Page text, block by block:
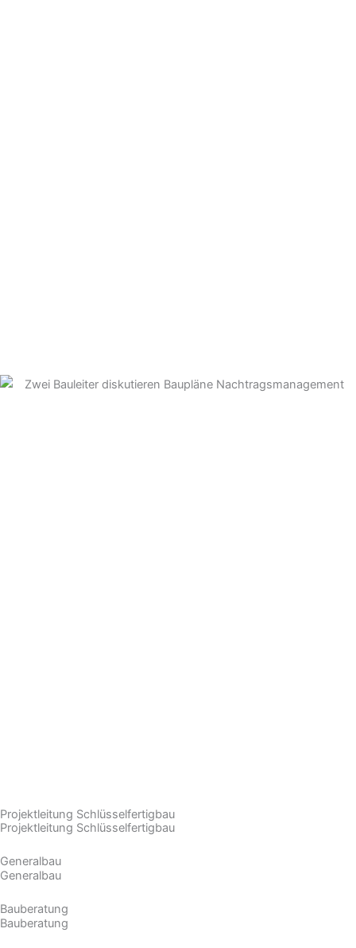
Projektleitung Schlüsselfertigbau
Projektleitung Schlüsselfertigbau
Generalbau
Generalbau​
Bauberatung
Bauberatung